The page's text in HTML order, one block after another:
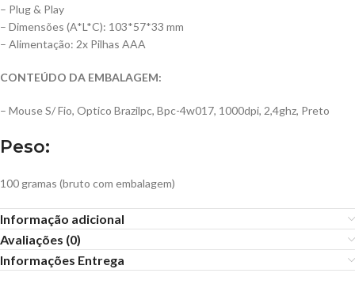
– Plug & Play
– Dimensões (A*L*C): 103*57*33 mm
– Alimentação: 2x Pilhas AAA
CONTEÚDO DA EMBALAGEM:
– Mouse S/ Fio, Optico Brazilpc, Bpc-4w017, 1000dpi, 2,4ghz, Preto
Peso:
100 gramas (bruto com embalagem)
Informação adicional
Avaliações (0)
Informações Entrega